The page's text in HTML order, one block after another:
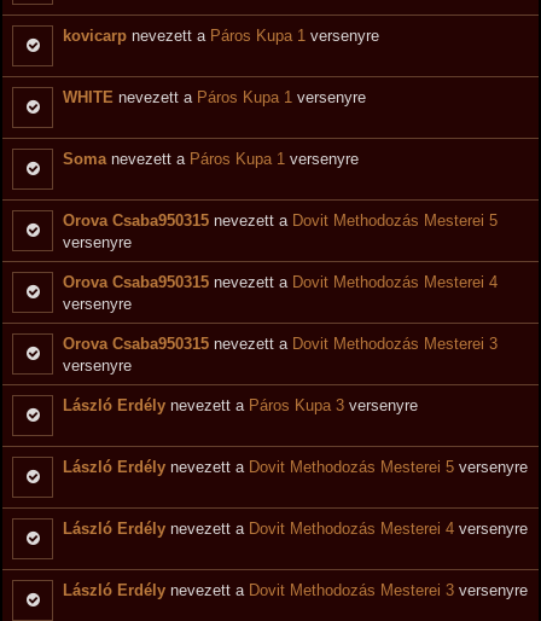
kovicarp nevezett a Páros Kupa 1 versenyre
WHITE nevezett a Páros Kupa 1 versenyre
Somanevezett a Páros Kupa 1 versenyre
Orova Csaba950315 nevezett a Dovit Methodozás Mesterei 5
versenyre
Orova Csaba950315 nevezett a Dovit Methodozás Mesterei 4
versenyre
Orova Csaba950315 nevezett a Dovit Methodozás Mesterei 3
versenyre
László Erdély nevezett a Páros Kupa 3 versenyre
László Erdély nevezett a Dovit Methodozás Mesterei 5 versenyre
László Erdély nevezett a Dovit Methodozás Mesterei 4 versenyre
László Erdély nevezett a Dovit Methodozás Mesterei 3 versenyre